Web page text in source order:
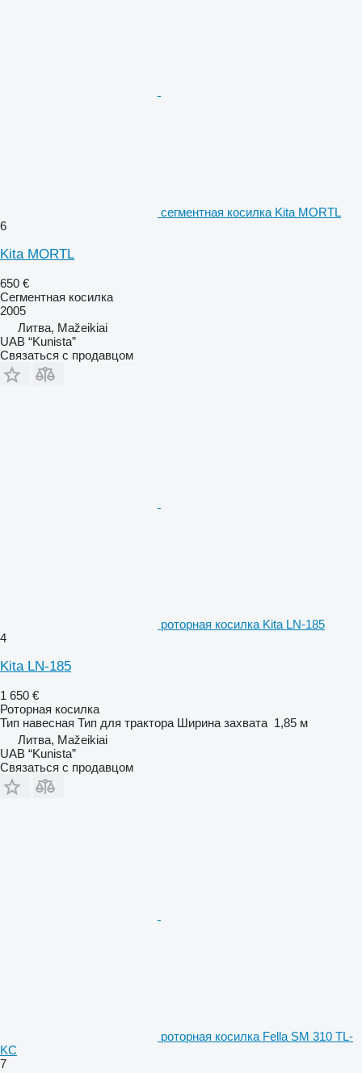
сегментная косилка Kita MORTL
6
Kita MORTL
650 €
Сегментная косилка
2005
Литва, Mažeikiai
UAB “Kunista”
Связаться с продавцом
роторная косилка Kita LN-185
4
Kita LN-185
1 650 €
Роторная косилка
Тип навесная Тип для трактора Ширина захвата 1,85 м
Литва, Mažeikiai
UAB “Kunista”
Связаться с продавцом
роторная косилка Fella SM 310 TL-
KC
7